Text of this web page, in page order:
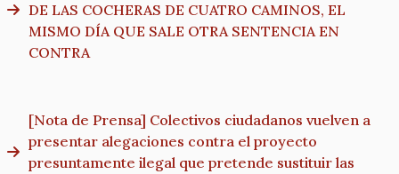
DE LAS COCHERAS DE CUATRO CAMINOS, EL
MISMO DÍA QUE SALE OTRA SENTENCIA EN
CONTRA
[Nota de Prensa] Colectivos ciudadanos vuelven a
presentar alegaciones contra el proyecto
presuntamente ilegal que pretende sustituir las